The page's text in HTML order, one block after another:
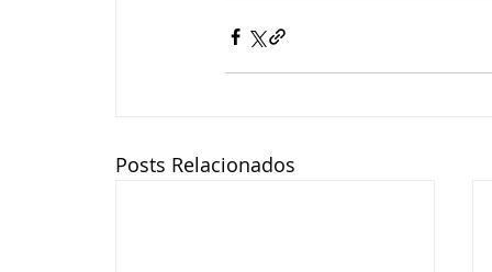
Posts Relacionados